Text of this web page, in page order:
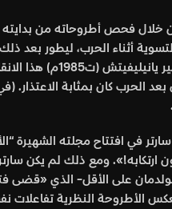
فيلسوف معاصر آخر وهو جان بول سارتر
أثناء الحرب، ليطور بعد
تغييرية للدفاع عن
الحرب كان بمثابة
على الأقل- الذي «قضى
الأطروحة النظرية تفاعلات